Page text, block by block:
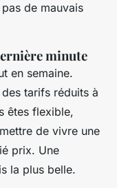
de mauvais
minute
en semaine.
tarifs réduits à
êtes flexible,
de vivre une
prix. Une
la plus belle.